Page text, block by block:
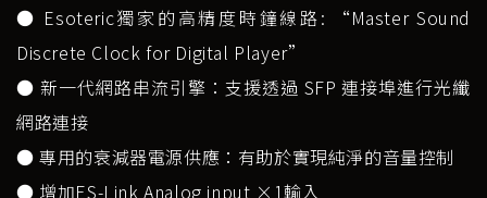
● Esoteric獨家的高精度時鐘線路: “Master Sound
Discrete Clock for Digital Player”
● 新一代網路串流引擎：支援透過 SFP 連接埠進行光纖
網路連接
● 專用的衰減器電源供應：有助於實現純淨的音量控制
● 增加ES-Link Analog input ×1輸入